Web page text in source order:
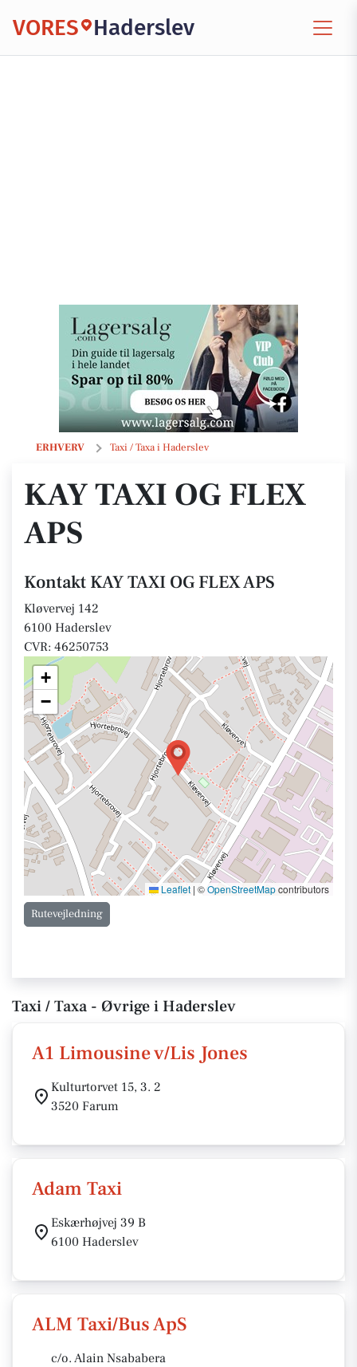
VORES Haderslev
ERHVERV Taxi / Taxa i Haderslev
KAY TAXI OG FLEX APS
KAY TAXI OG FLEX
APS
Kontakt KAY TAXI OG FLEX APS
Kløvervej 142
6100 Haderslev
CVR: 46250753
+
−
Leaflet | ©OpenStreetMapcontributors
Rutevejledning
Taxi / Taxa - Øvrige i Haderslev
A1 Limousine v/Lis Jones
Kulturtorvet 15, 3. 2
3520 Farum
Adam Taxi
Eskærhøjvej 39 B
6100 Haderslev
ALM Taxi/Bus ApS
c/o. Alain Nsababera